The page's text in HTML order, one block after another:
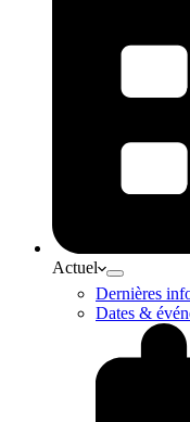
Actuel
Dernières
Dates &